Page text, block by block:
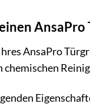
AnsaPro
chemischen